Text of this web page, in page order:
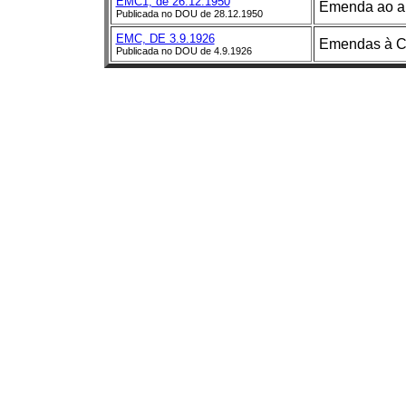
Publicada no DOU de 28.12.1950 Emenda ao
EMC, DE 3.9.1926
Publicada no DOU de 4.9.1926 Emendas à